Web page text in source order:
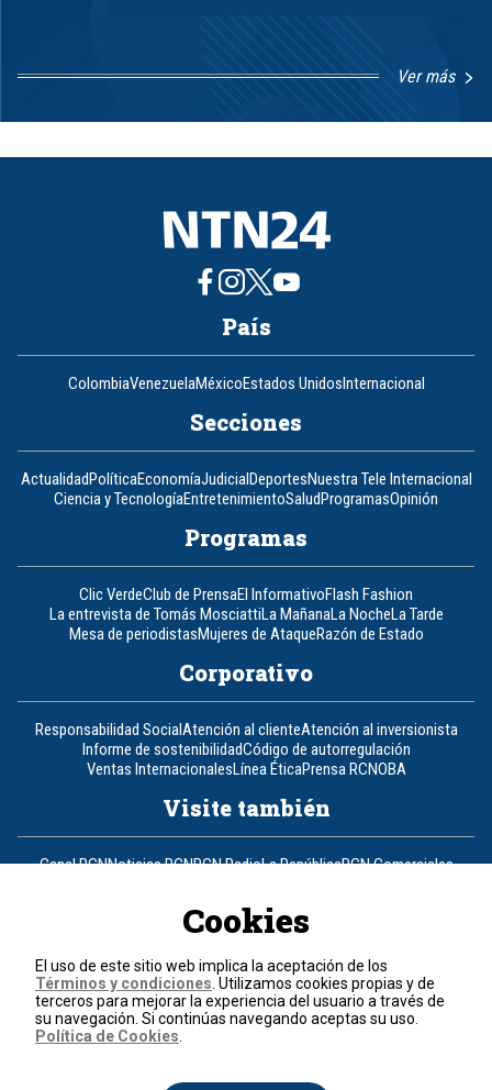
Ver más
8
País
ColombiaVenezuelaMéxicoEstados UnidosInternacional
Secciones
ActualidadPolíticaEconomíaJudicialDeportesNuestra Tele Internacional
Ciencia y TecnologíaEntretenimientoSaludProgramasOpinión
Programas
Clic VerdeClub de PrensaEl InformativoFlash Fashion
La entrevista de Tomás MosciattiLa MañanaLa NocheLa Tarde
Mesa de periodistasMujeres de AtaqueRazón de Estado
Corporativo
Responsabilidad SocialAtención al clienteAtención al inversionista
Informe de sostenibilidadCódigo de autorregulación
Ventas InternacionalesLínea ÉticaPrensa RCNOBA
Visite también
Canal RCNNoticias RCNRCN RadioLa RepúblicaRCN Comerciales
Un producto de RCN Televisión
Contáctenos
Teléfono+57 (601) 426 92 92
Cookies
El uso de este sitio web implica la aceptación de los
Términos y condiciones . Utilizamos cookies propias y de
terceros para mejorar la experiencia del usuario a través de
su navegación. Si continúas navegando aceptas su uso.
Política de Cookies